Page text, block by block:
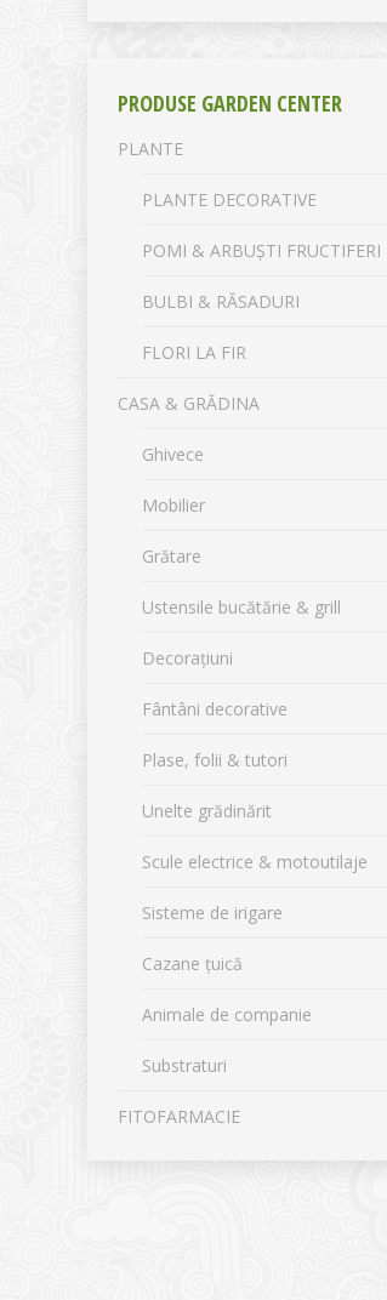
PRODUSE GARDEN CENTER
PLANTE
PLANTE DECORATIVE
POMI & ARBUȘTI FRUCTIFERI
BULBI & RĂSADURI
FLORI LA FIR
CASA & GRĂDINA
Ghivece
Mobilier
Grătare
Ustensile bucătărie & grill
Decorațiuni
Fântâni decorative
Plase, folii & tutori
Unelte grădinărit
Scule electrice & motoutilaje
Sisteme de irigare
Cazane țuică
Animale de companie
Substraturi
FITOFARMACIE